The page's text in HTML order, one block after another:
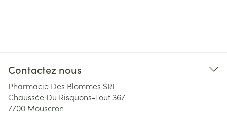
Contactez nous
Pharmacie Des Blommes SRL
Chaussée Du Risquons-Tout 367
7700 Mouscron